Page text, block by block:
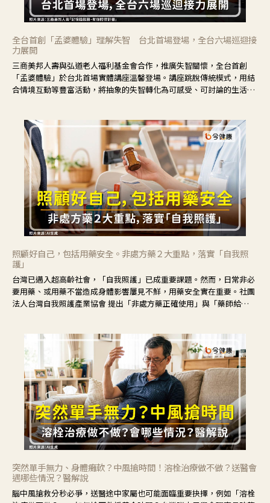
全台首創「孟婆體驗」理解失智 台北首場登場，全台六場巡迴接
力展開
三商美邦人壽與弘道老人福利基金會合作，推廣失智關懷，全台首創
「孟婆體驗」於台北首場實體講座溫馨登場。講座跳脫傳統模式，用結
合情境互動等豐富活動，將抽象的失智轉化為可感受、可討論的生活情
照顧好自己，包括用藥安全。非處方藥２大重點，落實「自我照
護」
台灣已邁入超高齡社會，「自我照護」已成重要課題。然而，日常非必
要用藥、或用藥不當造成身體影響屢見不鮮，用藥安全實在重要。社團
法人台灣自我照護產業協會 提出「非處方藥正確使用」與「藥師給
突然單手無力、身體癱軟？中風搶時間！溶栓治療做不做？送醫會
遇哪些情況？醫解說
腦中風搶救分秒必爭，送醫途中家屬也可能面臨重要抉擇，例如「溶栓